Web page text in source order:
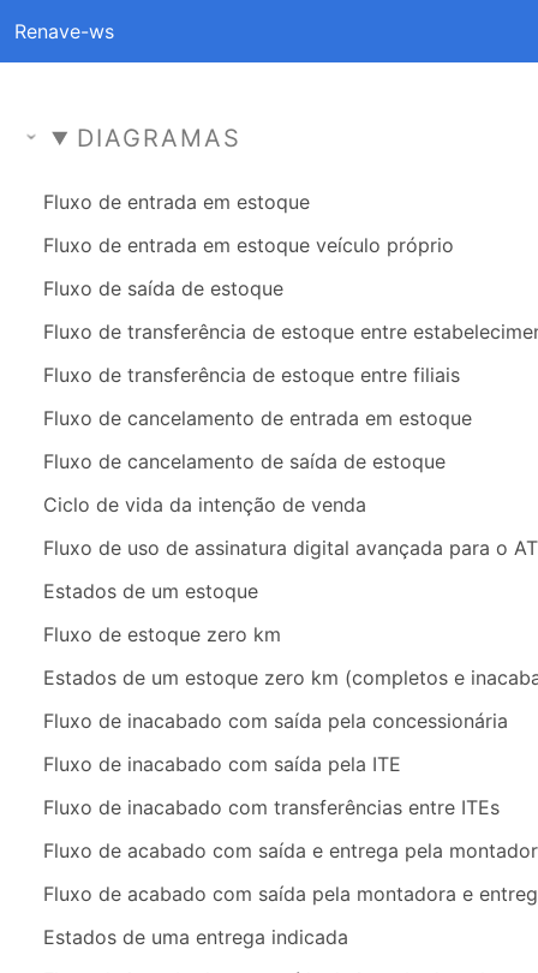
Renave-ws
DIAGRAMAS
Fluxo de entrada em estoque
Fluxo de entrada em estoque veículo próprio
Fluxo de saída de estoque
Fluxo de transferência de estoque entre
Fluxo de transferência de estoque entre filiais
Fluxo de cancelamento de entrada em estoque
Fluxo de cancelamento de saída de estoque
Ciclo de vida da intenção de venda
Fluxo de uso de assinatura digital avançada para o
Estados de um estoque
Fluxo de estoque zero km
Estados de um estoque zero km (completos e
Fluxo de inacabado com saída pela concessionária
Fluxo de inacabado com saída pela ITE
Fluxo de inacabado com transferências entre ITEs
Fluxo de acabado com saída e entrega pela
Fluxo de acabado com saída pela montadora e
Estados de uma entrega indicada